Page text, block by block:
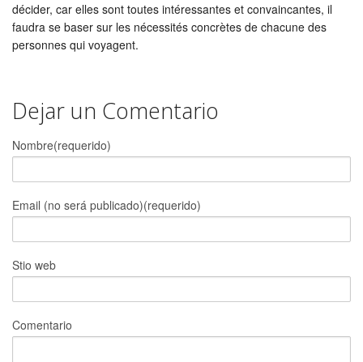
décider, car elles sont toutes intéressantes et convaincantes, il
faudra se baser sur les nécessités concrètes de chacune des
personnes qui voyagent.
Dejar un Comentario
Nombre(requerido)
Email (no será publicado)(requerido)
Stio web
Comentario